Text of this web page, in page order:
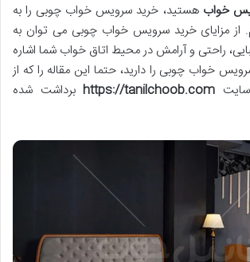
خواب هستید، خرید سرویس خواب چوبی را به
از مزایای خرید سرویس خواب چوبی می توان به
راحتی و آرامش در محیط اتاق خواب شما اشاره
خواب چوبی را دارید، حتما این مقاله را که از
https://tanilchoob.comبرداشت شده